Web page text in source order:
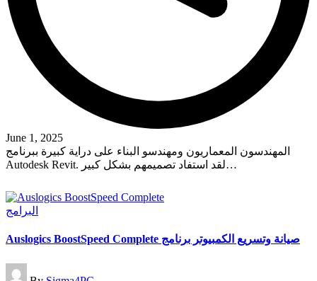
June 1, 2025
المهندسون المعماريون ومهندسو البناء على دراية كبيرة ببرنامج
Autodesk Revit. لقد استفاد تصميمهم بشكل كبير…
Posted
البرامج
Auslogics BoostSpeed ​​Complete صيانة وتسريع الكمبيوتر برنامج
Posted